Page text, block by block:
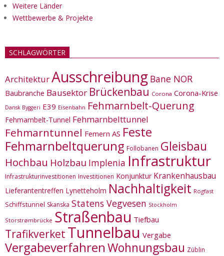
Weitere Länder
Wettbewerbe & Projekte
SCHLAGWÖRTER
ArchitekturAusschreibung Bane NOR
Baubranche Bausektor Brückenbau Corona Corona-Krise
Dansk Byggeri E39 Eisenbahn Fehmarnbelt-Querung
Fehmarnbelt-Tunnel Fehmarnbelttunnel
Fehmarntunnel Femern AS Feste
Fehmarnbeltquerung Follobanen Gleisbau
Hochbau Holzbau Implenia Infrastruktur
Infrastrukturinvestitionen Investitionen Konjunktur Krankenhausbau
Lieferantentreffen Lynetteholm Nachhaltigkeit Rogfast
Schiffstunnel Skanska Statens Vegvesen Stockholm
Storstrømbrücke Straßenbau Tiefbau
Trafikverket Tunnelbau Vergabe
VergabeverfahrenWohnungsbau Züblin